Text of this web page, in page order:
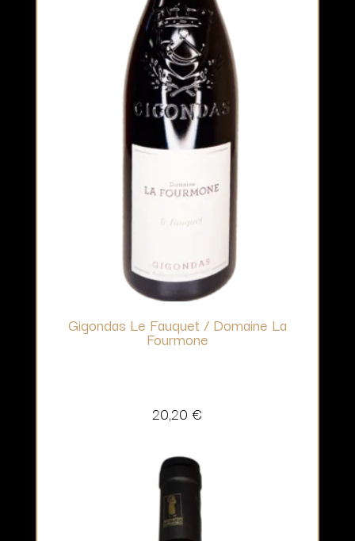
Gigondas Le Fauquet / Domaine La
Fourmone
20,20 €